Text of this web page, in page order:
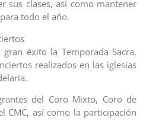
sus clases, así como mantener
todo el año.
éxito la Temporada Sacra,
realizados en las iglesias
del Coro Mixto, Coro de
CMC, así como la participación